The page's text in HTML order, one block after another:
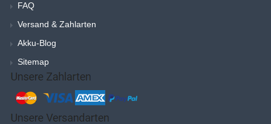
FAQ
Versand & Zahlarten
Akku-Blog
Sitemap